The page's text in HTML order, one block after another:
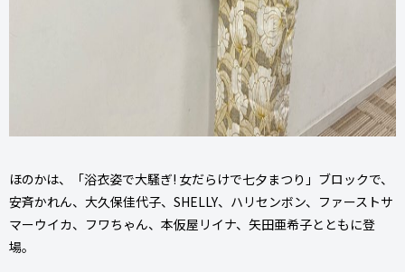
ほのかは、「浴衣姿で大騒ぎ! 女だらけで七夕まつり」ブロックで、
安斉かれん、大久保佳代子、SHELLY、ハリセンボン、ファーストサ
マーウイカ、フワちゃん、本仮屋リイナ、矢田亜希子とともに登
場。